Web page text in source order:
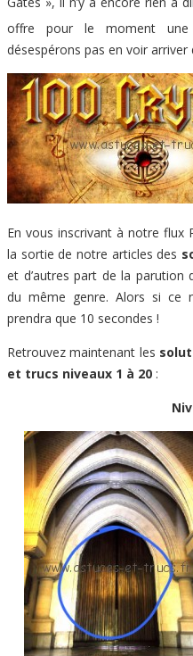
offre pour le moment une
désespérons pas en voir arriver
En vous inscrivant à notre flux
la sortie de notre articles des
et d’autres part de la parution
du même genre. Alors si ce
prendra que 10 secondes !
Retrouvez maintenant les
et trucs niveaux 1 à 20 :